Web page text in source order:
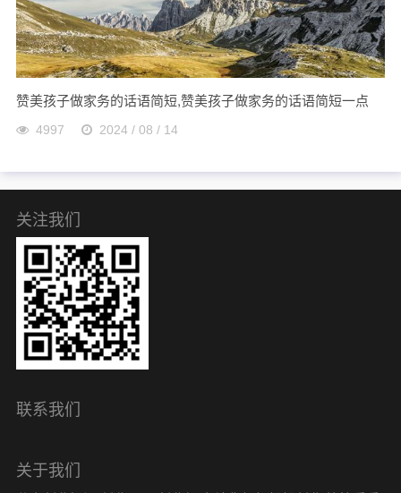
赞美孩子做家务的话语简短,赞美孩子做家务的话语简短一点
4997 2024 / 08 / 14
关注我们
联系我们
关于我们